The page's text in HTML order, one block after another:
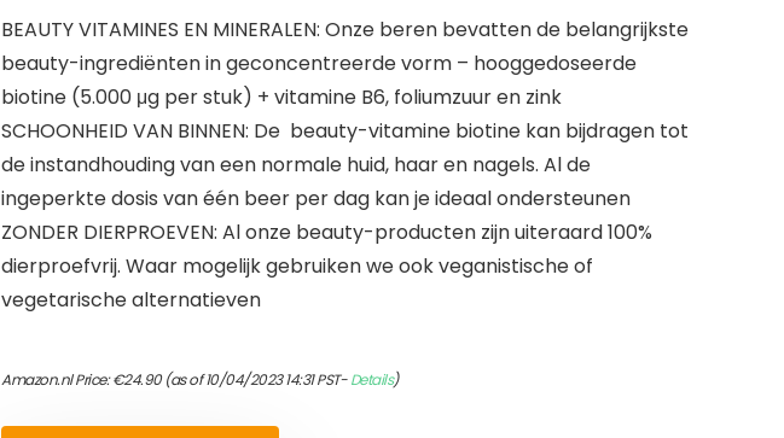
BEAUTY VITAMINES EN MINERALEN: Onze beren bevatten de belangrijkste
beauty-ingrediënten in geconcentreerde vorm – hooggedoseerde
biotine (5.000 μg per stuk) + vitamine B6, foliumzuur en zink
SCHOONHEID VAN BINNEN: De beauty-vitamine biotine kan bijdragen tot
de instandhouding van een normale huid, haar en nagels. Al de
ingeperkte dosis van één beer per dag kan je ideaal ondersteunen
ZONDER DIERPROEVEN: Al onze beauty-producten zijn uiteraard 100%
dierproefvrij. Waar mogelijk gebruiken we ook veganistische of
vegetarische alternatieven
Amazon.nl Price:€24.90(as of 10/04/2023 14:31 PST-Details)